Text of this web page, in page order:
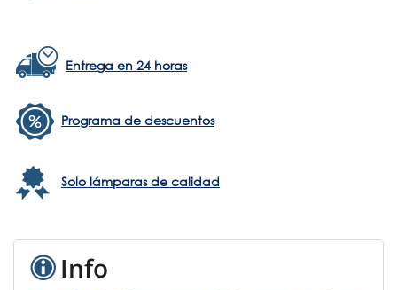
Entrega en 24 horas
Programa de descuentos
Solo lámparas de calidad
Info